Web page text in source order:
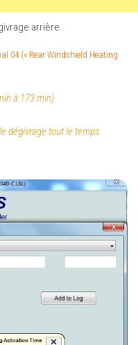
arrière.
04 (« Rear Windshield Heating
à 173 min)
dégivrage tout le temps